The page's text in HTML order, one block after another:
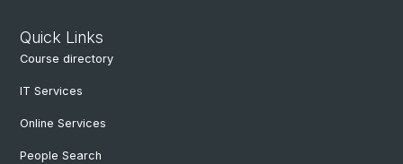
Quick Links
Course directory
IT Services
Online Services
People Search